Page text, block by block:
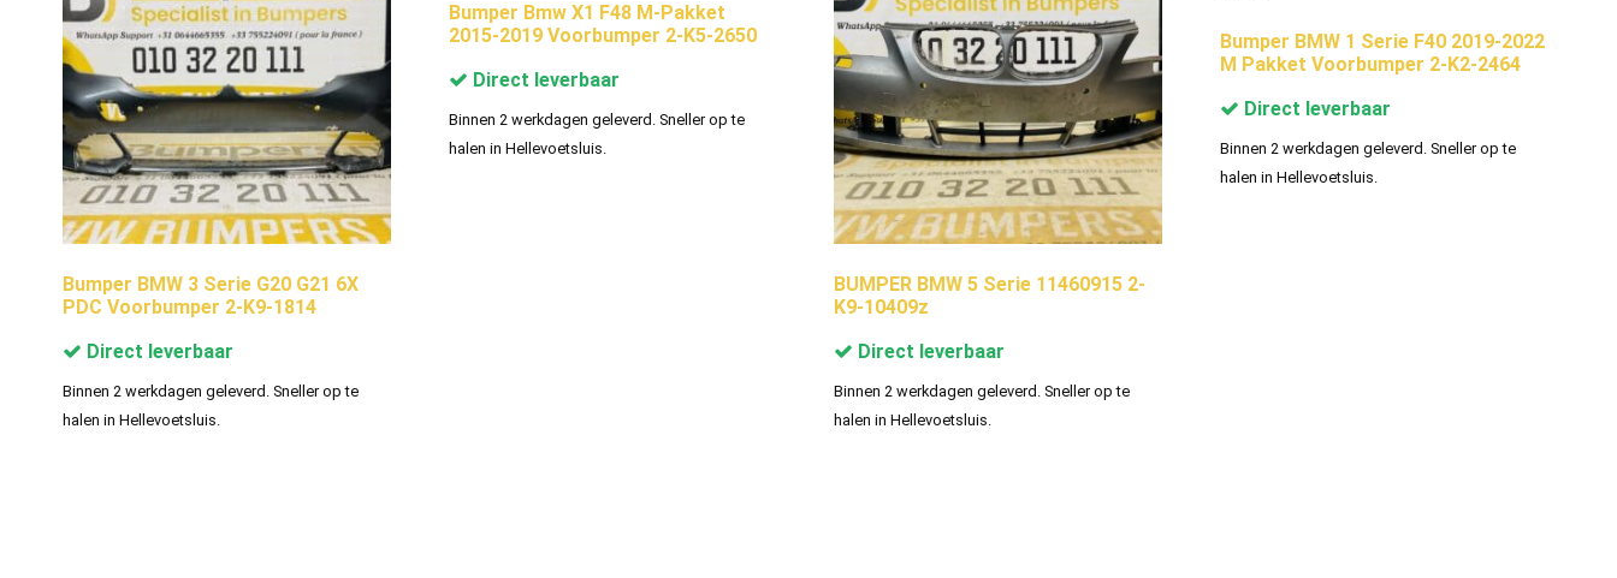
Bumper BMW 3 Serie G20 G21 6X
PDC Voorbumper 2-K9-1814
Direct leverbaar
Binnen 2 werkdagen geleverd. Sneller op te
halen in Hellevoetsluis.
Bumper Bmw X1 F48 M-Pakket
2015-2019 Voorbumper 2-K5-2650
Direct leverbaar
Binnen 2 werkdagen geleverd. Sneller op te
halen in Hellevoetsluis.
BUMPER BMW 5 Serie 11460915 2-
K9-10409z
Direct leverbaar
Binnen 2 werkdagen geleverd. Sneller op te
halen in Hellevoetsluis.
Bumper BMW 1 Serie F40 2019-2022
M Pakket Voorbumper 2-K2-2464
Direct leverbaar
Binnen 2 werkdagen geleverd. Sneller op te
halen in Hellevoetsluis.